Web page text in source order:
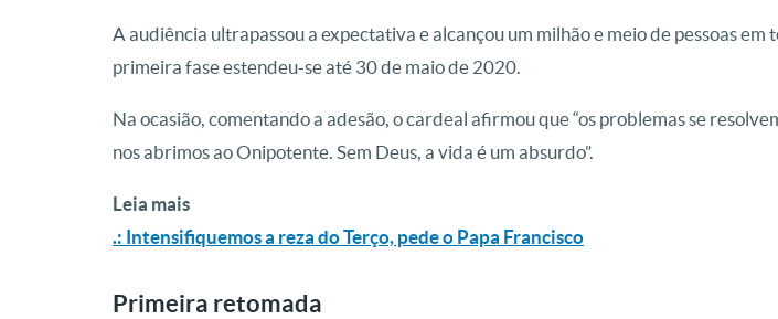
A audiência ultrapassou a expectativa e alcançou um milhão e meio de pessoas em
primeira fase estendeu-se até 30 de maio de 2020.
Na ocasião, comentando a adesão, o cardeal afirmou que “os problemas se
nos abrimos ao Onipotente. Sem Deus, a vida é um absurdo”.
Leia mais
.: Intensifiquemos a reza do Terço, pede o Papa Francisco
Primeira retomada